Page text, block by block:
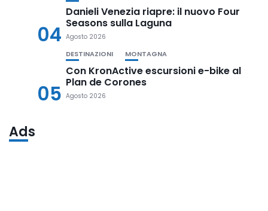
04
Danieli Venezia riapre: il nuovo Four
Seasons sulla Laguna
Agosto 2026
05
DESTINAZIONI MONTAGNA
Con KronActive escursioni e-bike al
Plan de Corones
Agosto 2026
Ads